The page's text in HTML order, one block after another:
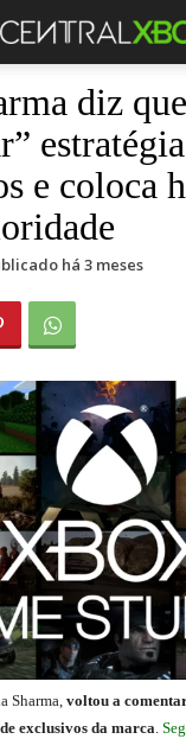
diz
e coloca
há 3 meses
Sharma,voltou a
exclusivos da marca.